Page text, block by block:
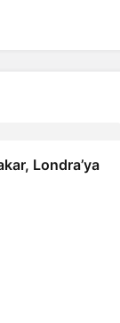
Londra’ya